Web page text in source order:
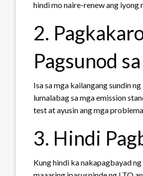
hindi mo naire-renew ang
2.
Pagsunod
Isa sa mga kailangang sundin
lumalabag sa mga emission
test at ayusin ang mga
3. Hindi
Kung hindi ka nakapagbayad